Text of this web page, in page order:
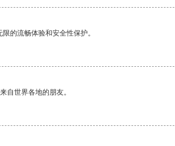
的流畅体验和安全性保护。
自世界各地的朋友。